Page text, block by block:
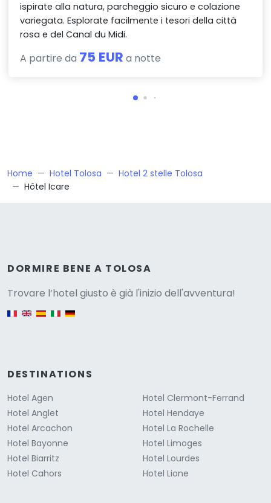
ispirate alla natura, parcheggio sicuro e colazione
variegata. Esplorate facilmente i tesori della città
rosa e del Canal du Midi.
A partire da 75 EUR a notte
Home Hotel Tolosa
Hotel 2 stelle Tolosa
Hôtel Icare
DORMIRE BENE A TOLOSA
Trovare l’hotel giusto è già l'inizio dell'avventura!
English version
DESTINATIONS
Hotel Agen
Hotel Anglet
Hotel Arcachon
Hotel Bayonne
Hotel Biarritz
Hotel Cahors
Hotel Clermont-Ferrand
Hotel Hendaye
Hotel La Rochelle
Hotel Limoges
Hotel Lourdes
Hotel Lione